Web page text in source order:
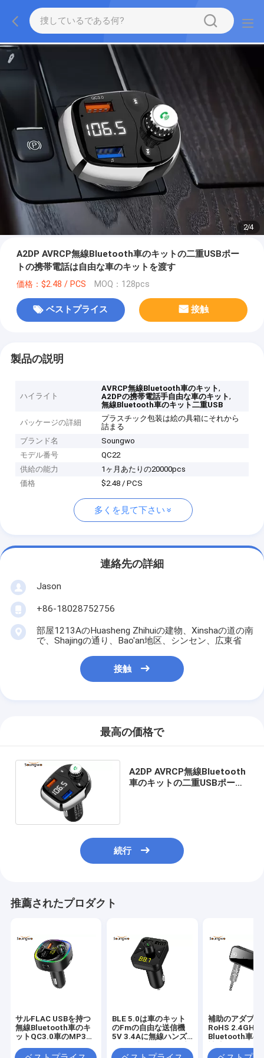
2/4
A2DP AVRCP無線Bluetooth車のキットの二重USBポー
トの携帯電話は自由な車のキットを渡す
価格：$2.48 / PCS MOQ：128pcs
ベストプライス 接触
製品の説明
ハイライト
AVRCP無線Bluetooth車のキット,
A2DPの携帯電話手自由な車のキット,
無線Bluetooth車のキット二重USB
パッケージの詳細
プラスチック包装は絵の具箱にそれから
詰まる
ブランド名
Soungwo
モデル番号
QC22
供給の能力
1ヶ月あたりの20000pcs
価格
$2.48 / PCS
多くを見て下さい
連絡先の詳細
Jason
+86-18028752756
部屋1213AのHuasheng Zhihuiの建物、Xinshaの道の南
で、Shajingの通り、Bao'an地区、シンセン、広東省
接触
最高の価格で
A2DP AVRCP無線Bluetooth
車のキットの二重USBポート
続行
推薦されたプロダクト
サルFLAC USBを持つ
無線Bluetooth車のキ
ットQC3.0車のMP3プ
BLE 5.0は車のキット
のFmの自由な送信機
5V 3.4Aに無線ハンズ
す
補助のアダプタ
RoHS 2.4GHz
Bluetooth車の
Bluetooth